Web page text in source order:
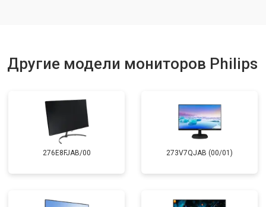
Другие модели мониторов Philips
276E8FJAB/00 273V7QJAB (00/01)